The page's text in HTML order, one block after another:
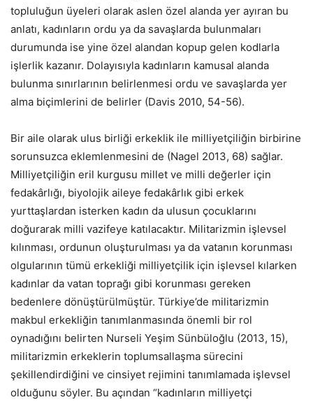
topluluğun üyeleri olarak aslen özel alanda yer ayıran bu
anlatı, kadınların ordu ya da savaşlarda bulunmaları
durumunda ise yine özel alandan kopup gelen kodlarla
işlerlik kazanır. Dolayısıyla kadınların kamusal alanda
bulunma sınırlarının belirlenmesi ordu ve savaşlarda yer
alma biçimlerini de belirler (Davis 2010, 54-56).
Bir aile olarak ulus birliği erkeklik ile milliyetçiliğin birbirine
sorunsuzca eklemlenmesini de (Nagel 2013, 68) sağlar.
Milliyetçiliğin eril kurgusu millet ve milli değerler için
fedakârlığı, biyolojik aileye fedakârlık gibi erkek
yurttaşlardan isterken kadın da ulusun çocuklarını
doğurarak milli vazifeye katılacaktır. Militarizmin işlevsel
kılınması, ordunun oluşturulması ya da vatanın korunması
olgularının tümü erkekliği milliyetçilik için işlevsel kılarken
kadınlar da vatan toprağı gibi korunması gereken
bedenlere dönüştürülmüştür. Türkiye’de militarizmin
makbul erkekliğin tanımlanmasında önemli bir rol
oynadığını belirten Nurseli Yeşim Sünbüloğlu (2013, 15),
militarizmin erkeklerin toplumsallaşma sürecini
şekillendirdiğini ve cinsiyet rejimini tanımlamada işlevsel
olduğunu söyler. Bu açından “kadınların milliyetçi